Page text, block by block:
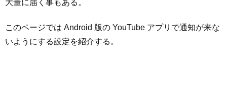
大量に届く事もある。
このページでは Android 版の YouTube アプリで通知が来な
いようにする設定を紹介する。